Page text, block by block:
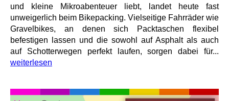
und kleine Mikroabenteuer liebt, landet heute fast
unweigerlich beim Bikepacking. Vielseitige Fahrräder wie
Gravelbikes, an denen sich Packtaschen flexibel
befestigen lassen und die sowohl auf Asphalt als auch
auf Schotterwegen perfekt laufen, sorgen dabei für...
weiterlesen